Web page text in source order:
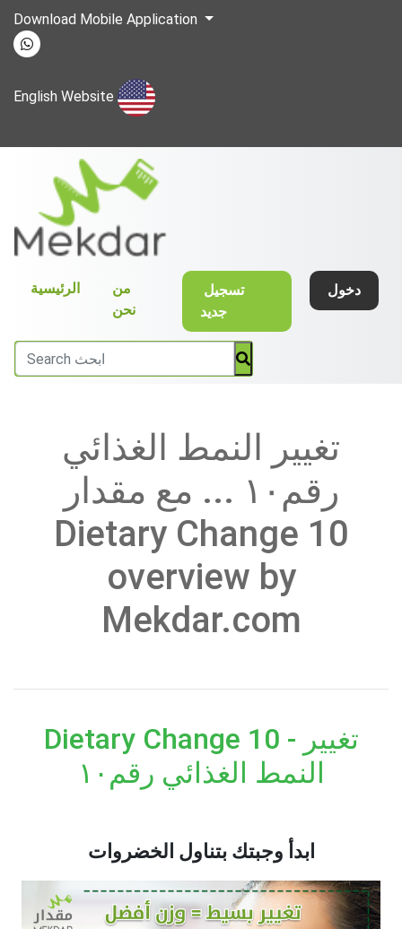
Download Mobile Application
English Website
الرئيسية(current)
من
نحن
جديد
دخول
تغيير النمط الغذائي
رقم١٠ ... مع مقدار
Dietary Change 10
overview by
Mekdar.com
Dietary Change 10 - تغيير
النمط الغذائي رقم١٠
ابدأ وجبتك بتناول الخضروات